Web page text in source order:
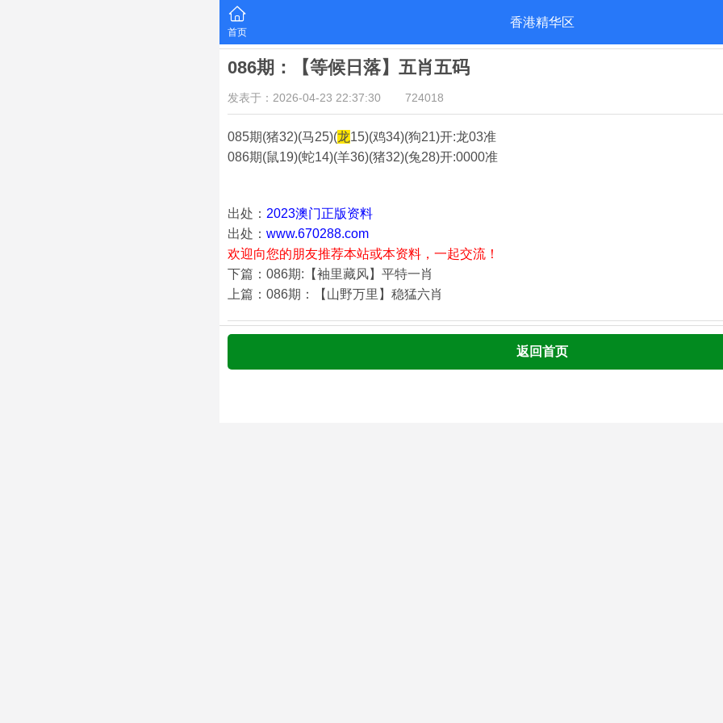
首页
香港精华区
086期：【等候日落】五肖五码
发表于：2026-04-23 22:37:30 724018
085期(猪32)(马25)(龙15)(鸡34)(狗21)开:龙03准
086期(鼠19)(蛇14)(羊36)(猪32)(兔28)开:0000准
出处： 2023澳门正版资料
出处： www.670288.com
欢迎向您的朋友推荐本站或本资料，一起交流！
下篇：086期:【袖里藏风】平特一肖
上篇：086期：【山野万里】稳猛六肖
返回首页